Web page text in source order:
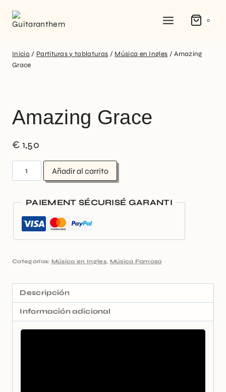
0
Inicio / Partituras y tablaturas / Música en Ingles / Amazing
Grace
Amazing Grace
€ 1,50
Añadir al carrito
PAIEMENT SÉCURISÉ GARANTI
Categorías: Música en Ingles, Música Famosa
Descripción
Información adicional